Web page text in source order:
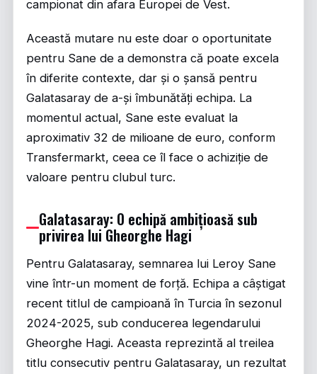
campionat din afara Europei de Vest.
Această mutare nu este doar o oportunitate
pentru Sane de a demonstra că poate excela
în diferite contexte, dar și o șansă pentru
Galatasaray de a-și îmbunătăți echipa. La
momentul actual, Sane este evaluat la
aproximativ 32 de milioane de euro, conform
Transfermarkt, ceea ce îl face o achiziție de
valoare pentru clubul turc.
Galatasaray: O echipă ambițioasă sub
privirea lui Gheorghe Hagi
Pentru Galatasaray, semnarea lui Leroy Sane
vine într-un moment de forță. Echipa a câștigat
recent titlul de campioană în Turcia în sezonul
2024-2025, sub conducerea legendarului
Gheorghe Hagi. Aceasta reprezintă al treilea
titlu consecutiv pentru Galatasaray, un rezultat